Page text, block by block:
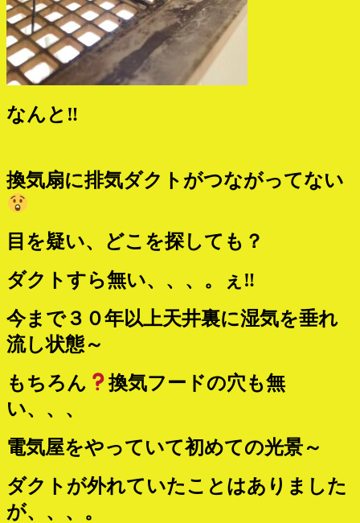
なんと‼
換気扇に排気ダクトがつながってない
目を疑い、どこを探しても？
ダクトすら無い、、、。ぇ‼
今まで３０年以上天井裏に湿気を垂れ
流し状態～
もちろん
換気フードの穴も無
い、、、
電気屋をやっていて初めての光景～
ダクトが外れていたことはありました
が、、、。